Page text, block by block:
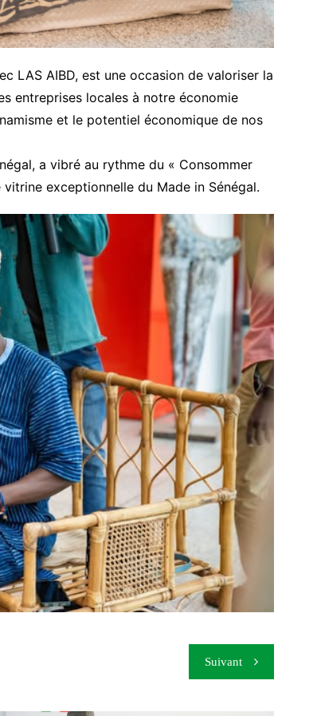
LAS AIBD, est une occasion de valoriser la
entreprises locales à notre économie
et le potentiel économique de nos
a vibré au rythme du « Consommer
exceptionnelle du Made in Sénégal.
Suivant